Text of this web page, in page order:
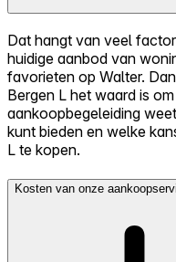
Dat hangt van veel
huidige aanbod van
favorieten op Walter.
Bergen L het waard is
aankoopbegeleiding
kunt bieden en welke
L te kopen.
Kosten van onze